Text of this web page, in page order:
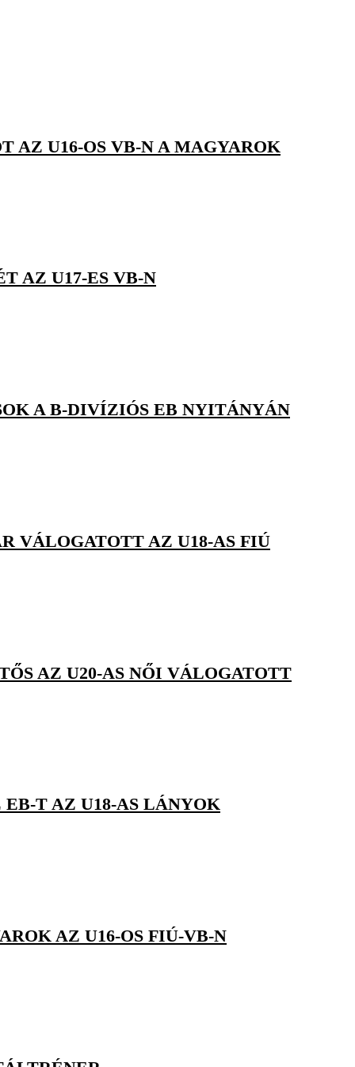
AZ U16-OS VB-N A MAGYAROK
AZ U17-ES VB-N
A B-DIVÍZIÓS EB NYITÁNYÁN
VÁLOGATOTT AZ U18-AS FIÚ
AZ U20-AS NŐI VÁLOGATOTT
T AZ U18-AS LÁNYOK
AZ U16-OS FIÚ-VB-N